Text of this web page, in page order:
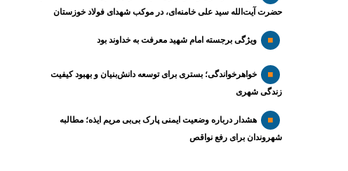
حضرت آیت‌الله سید علی خامنه‌ای، در موکب شهدای فولاد خوزستان
ویژگی برجسته امام شهید معرفت به خداوند بود
خواهرخواندگی؛ بستری برای توسعه دانش‌بنیان و بهبود کیفیت
زندگی شهری
هشدار درباره وضعیت ایمنی پارک بی‌بی مریم ایذه؛ مطالبه
شهروندان برای رفع نواقص